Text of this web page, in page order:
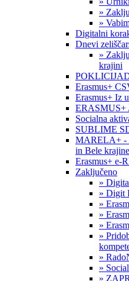
»
»
Digitalni
Dnevi
»
krajini
Erasmus+
Erasmus+ Iz
ERASMUS+
Socialna
SUBLIME
MARELA+ -
in Bele krajine
Erasmus+ e-
Zaključeno
»
» Digit
»
»
»
»
»
»
»